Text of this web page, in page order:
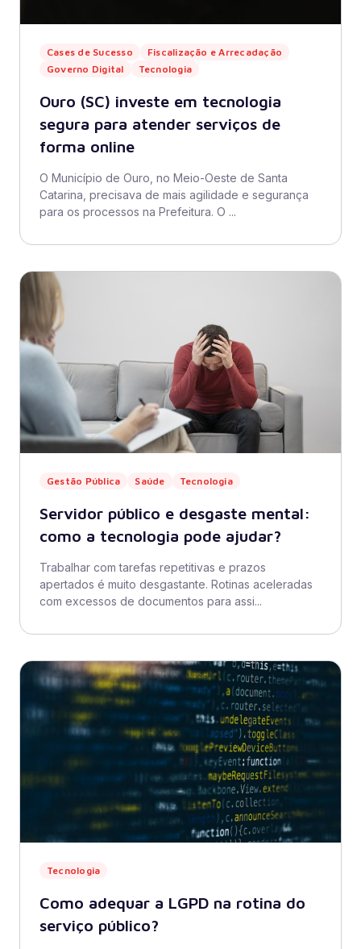
Cases de Sucesso
Fiscalização e Arrecadação
Governo Digital
Tecnologia
Ouro (SC) investe em tecnologia
segura para atender serviços de
forma online
O Município de Ouro, no Meio-Oeste de Santa
Catarina, precisava de mais agilidade e segurança
para os processos na Prefeitura. O ...
Gestão Pública Saúde Tecnologia
Servidor público e desgaste mental:
como a tecnologia pode ajudar?
Trabalhar com tarefas repetitivas e prazos
apertados é muito desgastante. Rotinas aceleradas
com excessos de documentos para assi...
Tecnologia
Como adequar a LGPD na rotina do
serviço público?